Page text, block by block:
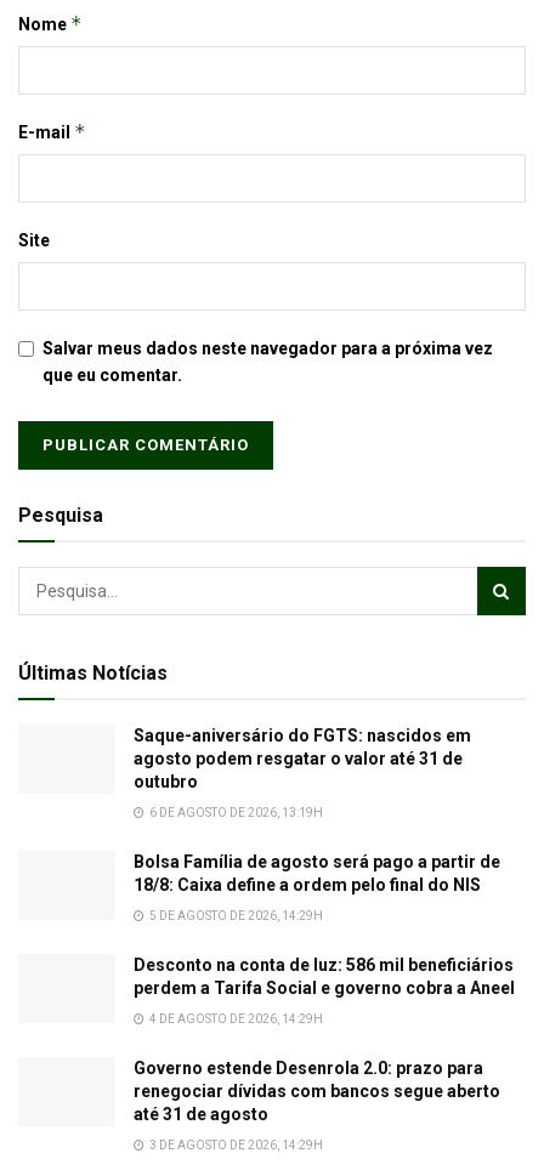
Nome *
E-mail *
Site
Salvar meus dados neste navegador para a próxima vez
que eu comentar.
Pesquisa
Últimas Notícias
Saque-aniversário do FGTS: nascidos em
agosto podem resgatar o valor até 31 de
outubro
6 DE AGOSTO DE 2026, 13:19H
Bolsa Família de agosto será pago a partir de
18/8: Caixa define a ordem pelo final do NIS
5 DE AGOSTO DE 2026, 14:29H
Desconto na conta de luz: 586 mil beneficiários
perdem a Tarifa Social e governo cobra a Aneel
4 DE AGOSTO DE 2026, 14:29H
Governo estende Desenrola 2.0: prazo para
renegociar dívidas com bancos segue aberto
até 31 de agosto
3 DE AGOSTO DE 2026, 14:29H